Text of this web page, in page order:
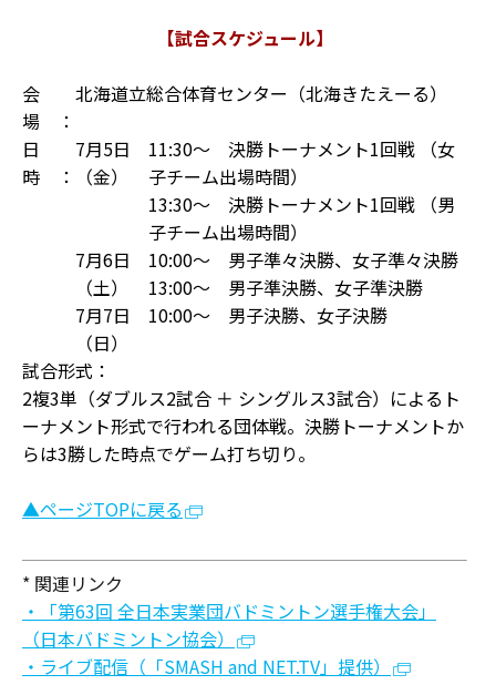
【試合スケジュール】
会
場 ：
北海道立総合体育センター（北海きたえーる）
日
時 ：
7月5日
（金）
11:30〜 決勝トーナメント1回戦 （女
子チーム出場時間）
13:30〜 決勝トーナメント1回戦 （男
子チーム出場時間）
7月6日
（土）
10:00〜 男子準々決勝、女子準々決勝
13:00〜 男子準決勝、女子準決勝
7月7日
（日）
10:00〜 男子決勝、女子決勝
試合形式：
2複3単（ダブルス2試合 ＋ シングルス3試合）によるト
ーナメント形式で行われる団体戦。決勝トーナメントか
らは3勝した時点でゲーム打ち切り。
▲ページTOPに戻る
* 関連リンク
・「第63回 全日本実業団バドミントン選手権大会」
（日本バドミントン協会）
・ライブ配信（「SMASH and NET.TV」提供）